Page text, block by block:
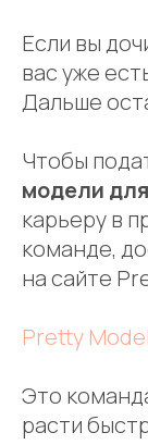
Если вы
вас уже
Дальше
Чтобы
модели
карьеру в
команде,
на сайте
Pretty
Это
расти